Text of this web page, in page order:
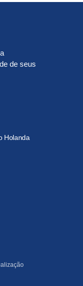
de seus
Holanda